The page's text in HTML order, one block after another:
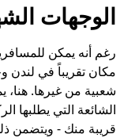
الوجهات
رغم أنه يمكن
مكان تقريباً في لندن
شعبية من غيرها.
الشائعة التي يطلبها
قريبة منك - ويتضمن